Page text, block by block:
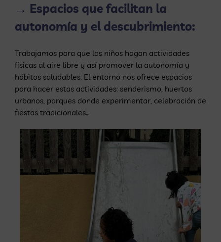
→ Espacios que facilitan la
autonomía y el descubrimiento:
Trabajamos para que los niños hagan actividades
físicas al aire libre y así promover la autonomía y
hábitos saludables. El entorno nos ofrece espacios
para hacer estas actividades: senderismo, huertos
urbanos, parques donde experimentar, celebración de
fiestas tradicionales…